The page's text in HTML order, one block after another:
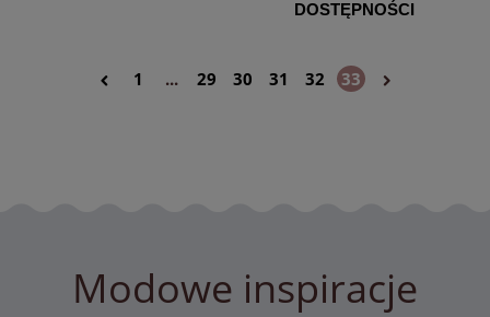
DOSTĘPNOŚCI
1 ... 29 30 31 32 33
Modowe inspiracje